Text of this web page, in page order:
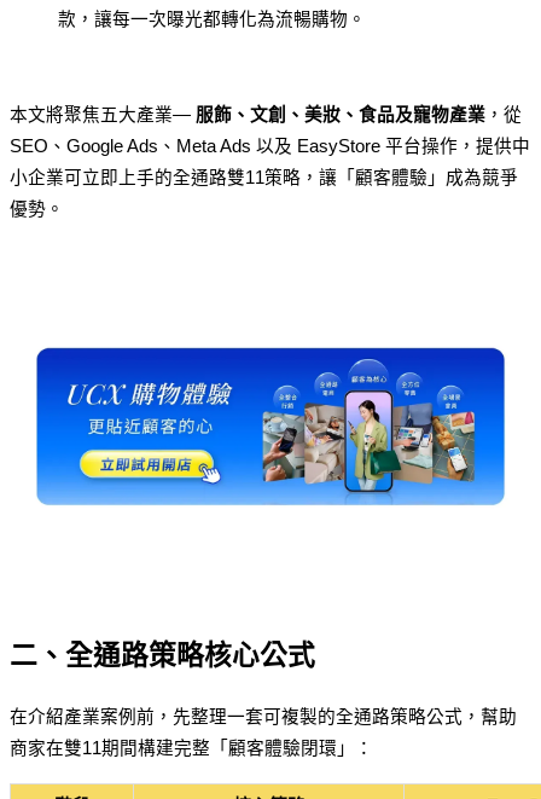
款，讓每一次曝光都轉化為流暢購物。
本文將聚焦五大產業— 服飾、文創、美妝、食品及寵物產業 ，從
SEO、Google Ads、Meta Ads 以及 EasyStore 平台操作，提供中
小企業可立即上手的全通路雙11策略，讓「顧客體驗」成為競爭
優勢。
二、全通路策略核心公式
在介紹產業案例前，先整理一套可複製的全通路策略公式，幫助
商家在雙11期間構建完整「顧客體驗閉環」：